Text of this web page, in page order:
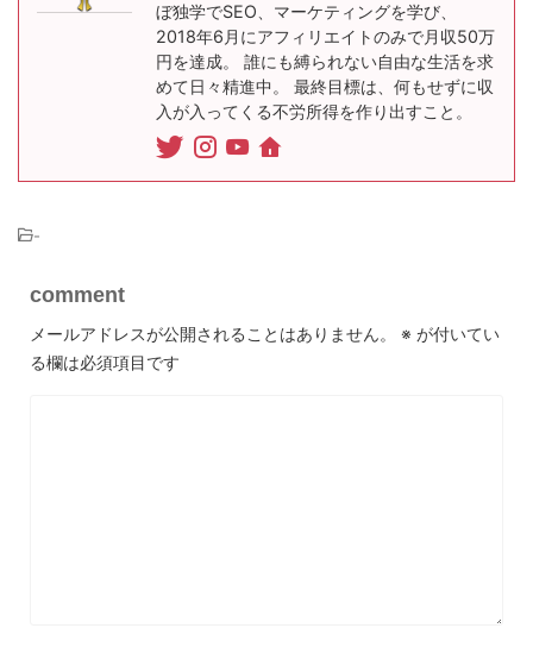
ぼ独学でSEO、マーケティングを学び、
2018年6月にアフィリエイトのみで月収50万
円を達成。 誰にも縛られない自由な生活を求
めて日々精進中。 最終目標は、何もせずに収
入が入ってくる不労所得を作り出すこと。
-
comment
メールアドレスが公開されることはありません。 ※ が付いてい
る欄は必須項目です